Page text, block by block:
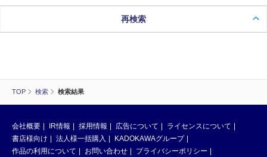
TOP 検索 検索結果
再検索
会社概要 IR情報 採用情報 広告について
ライセンスについて
書店様向け
法人様一括購入
KADOKAWAグループ
作品の利用について
お問い合わせ プライバシーポリシー